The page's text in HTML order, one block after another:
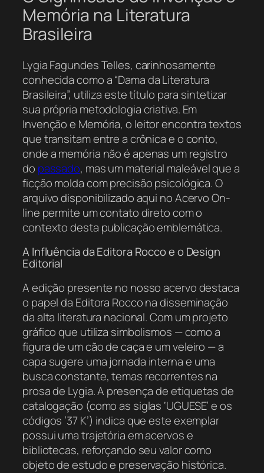
Memória na Literatura
Brasileira
Lygia Fagundes Telles, carinhosamente
conhecida como a “Dama da Literatura
Brasileira”, utiliza este título para sintetizar
sua própria metodologia criativa. Em
Invenção e Memória, o leitor encontra textos
que transitam entre a crônica e o conto,
onde a memória não é apenas um registro
do passado, mas um material maleável que a
ficção molda com precisão psicológica. O
arquivo disponibilizado aqui no Acervo On-
line permite um contato direto com o
contexto desta publicação emblemática.
A Influência da Editora Rocco e o Design
Editorial
A edição presente no nosso acervo destaca
o papel da Editora Rocco na disseminação
da alta literatura nacional. Com um projeto
gráfico que utiliza simbolismos — como a
figura de um cão de caça e um veleiro — a
capa sugere uma jornada interna e uma
busca constante, temas recorrentes na
prosa de Lygia. A presença de etiquetas de
catalogação (como as siglas ‘UGUESE’ e os
códigos ’37 K’) indica que este exemplar
possui uma trajetória em acervos e
bibliotecas, reforçando seu valor como
objeto de estudo e preservação histórica.